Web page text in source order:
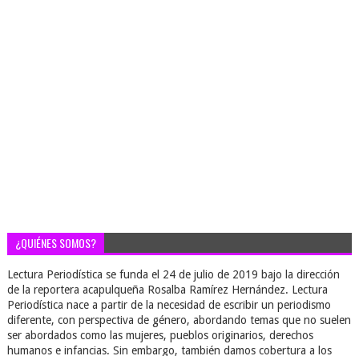
¿QUIÉNES SOMOS?
Lectura Periodística se funda el 24 de julio de 2019 bajo la dirección
de la reportera acapulqueña Rosalba Ramírez Hernández. Lectura
Periodística nace a partir de la necesidad de escribir un periodismo
diferente, con perspectiva de género, abordando temas que no suelen
ser abordados como las mujeres, pueblos originarios, derechos
humanos e infancias. Sin embargo, también damos cobertura a los